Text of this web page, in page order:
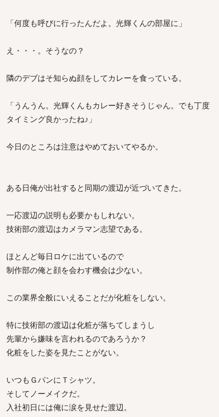
「何度も呼びに行ったんだよ。光輝くんの部屋に」
え・・・。そうなの？
隣のデブはそ知らぬ顔をしてカレーを食っている。
「うんうん。光輝くんもカレー好きそうじゃん。でも丁度
タイミング良かったね♪」
今日のところは注意はやめておいてやるか。
ある日俺が出社すると同期の渡辺が近づいてきた。
一応渡辺の説明も必要かもしれない。
技術部の渡辺はカメラマン志望である。
ほとんど毎日ロケに出ているので
制作部の俺と顔を会わす機会は少ない。
この業界全般にいえることだが化粧をしない。
特に技術部の渡辺は化粧が落ちてしまうし
先輩から嫌味を言われるのであろうか？
化粧をした姿を見たことがない。
いつもＧパンにＴシャツ。
そしてノーメイクだ。
入社初日には俺に涙を見せた渡辺。